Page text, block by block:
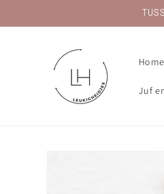
content
Home
Juf